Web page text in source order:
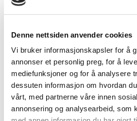
Denne nettsiden anvender cookies
Vi bruker informasjonskapsler for å
annonser et personlig preg, for å
mediefunksjoner og for å analysere
dessuten informasjon om hvordan
vårt, med partnerne våre innen
annonsering og analysearbeid, som
Reservedel til kulekjede på liftgardin
Størrelser
Produktnummer:ACSOKKVI